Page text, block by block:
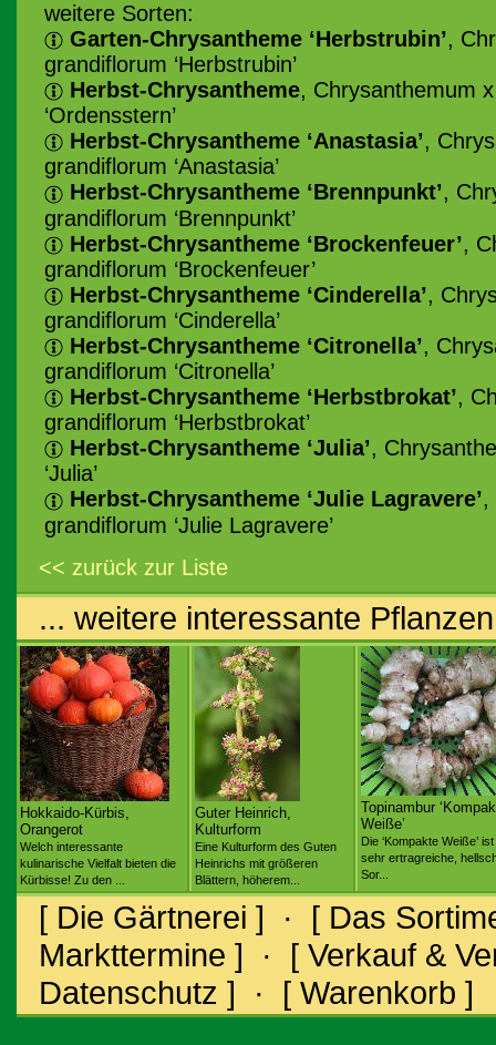
weitere Sorten:
Garten-Chrysantheme ‘Herbstrubin’,
grandiflorum ‘Herbstrubin’
Herbst-Chrysantheme, Chrysanthemum
‘Ordensstern’
Herbst-Chrysantheme ‘Anastasia’,
grandiflorum ‘Anastasia’
Herbst-Chrysantheme ‘Brennpunkt’,
grandiflorum ‘Brennpunkt’
Herbst-Chrysantheme ‘Brockenfeuer’,
grandiflorum ‘Brockenfeuer’
Herbst-Chrysantheme ‘Cinderella’,
grandiflorum ‘Cinderella’
Herbst-Chrysantheme ‘Citronella’,
grandiflorum ‘Citronella’
Herbst-Chrysantheme ‘Herbstbrokat’,
grandiflorum ‘Herbstbrokat’
Herbst-Chrysantheme ‘Julia’,
‘Julia’
Herbst-Chrysantheme ‘Julie Lagravere’,
grandiflorum ‘Julie Lagravere’
<< zurück zur Liste
... weitere interessante Pflanzen
Hokkaido-Kürbis,
Orangerot
Welch interessante
kulinarische Vielfalt bieten die
Kürbisse! Zu den ...
Guter Heinrich,
Kulturform
Eine Kulturform des Guten
Heinrichs mit größeren
Blättern, höherem...
Topinambur
Weiße’
Die ‘Kompakte Weiße’
sehr ertragreiche,
Sor...
[ Die Gärtnerei ] · [ Das
Markttermine ] · [ Verkauf &
Datenschutz ] · [ Warenkorb ]